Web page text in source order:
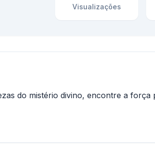
Visualizações
do mistério divino, encontre a